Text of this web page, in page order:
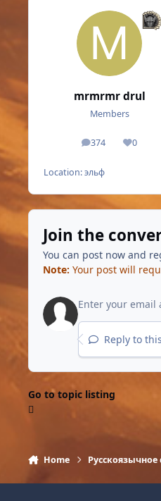
mrmrmr drul
Members
374
posts 0
Location:эльф
Join the
You can post now and
Note: Your post will
Reply to
Go to topic listing
Home